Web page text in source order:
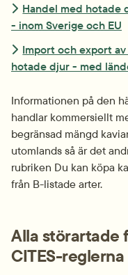
Handel med hotade
- inom Sverige och EU
Import och export
hotade djur - med
Informationen på den
handlar kommersiellt
begränsad mängd
utomlands så är det
rubriken Du kan köpa
från B-listade arter.
Alla störartade
CITES-reglerna